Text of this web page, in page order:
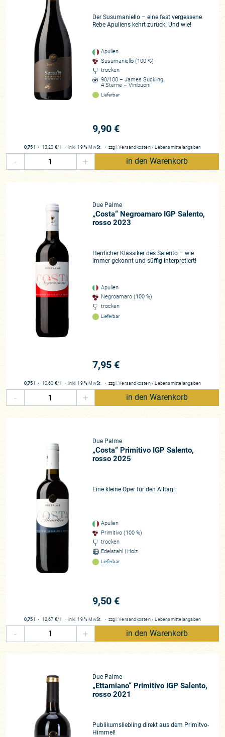
Der Susumaniello – eine fast vergessene
Rebe Apuliens kehrt zurück! Und wie!
Apulien
Susumaniello (100 %)
trocken
90/100 – James Suckling
4 Sterne – Vinibuoni
Lieferbar
9,90 €
0,75 l ・ 13,20 €/ l ・inkl. 19 % MwSt. ・ zzgl.Versandkosten / Lebensmittelangaben
- + in den Warenkorb
Due Palme
„Costa“ Negroamaro IGP Salento,
rosso 2023
Herrlicher Klassiker des Salento – wie
immer gekonnt und süffig interpretiert!
Apulien
Negroamaro (100 %)
trocken
Lieferbar
7,95 €
0,75 l ・ 10,60 €/ l ・inkl. 19 % MwSt. ・ zzgl.Versandkosten / Lebensmittelangaben
- + in den Warenkorb
Due Palme
„Costa“ Primitivo IGP Salento,
rosso 2025
Eine kleine Oper für den Alltag!
Apulien
Primitivo (100 %)
trocken
Edelstahl | Holz
Lieferbar
9,50 €
0,75 l ・ 12,67 €/ l ・inkl. 19 % MwSt. ・ zzgl.Versandkosten / Lebensmittelangaben
- + in den Warenkorb
Due Palme
„Ettamiano“ Primitivo IGP Salento,
rosso 2021
Publikumsliebling direkt aus dem Primitvo-
Himmel!